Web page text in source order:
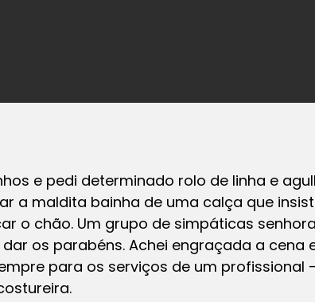
e pedi determinado rolo de linha e
a maldita bainha de uma calça que
o chão. Um grupo de simpáticas
os parabéns. Achei engraçada a cena
para os serviços de um profissional